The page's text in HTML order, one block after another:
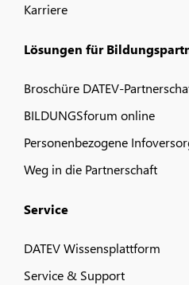
Karriere
Lösungen für
Broschüre DATEV-
BILDUNGSforum online
Personenbezogene
Weg in die Partnerschaft
Service
DATEV Wissensplattform
Service & Support